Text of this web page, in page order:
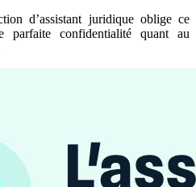
d’assistant juridique oblige ce
parfaite confidentialité quant au